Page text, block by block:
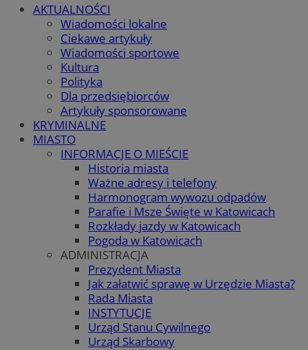
AKTUALNOŚCI
Wiadomości lokalne
Ciekawe artykuły
Wiadomości sportowe
Kultura
Polityka
Dla przedsiębiorców
Artykuły sponsorowane
KRYMINALNE
MIASTO
INFORMACJE O MIEŚCIE
Historia miasta
Ważne adresy i telefony
Harmonogram wywozu odpadów
Parafie i Msze Święte w Katowicach
Rozkłady jazdy w Katowicach
Pogoda w Katowicach
ADMINISTRACJA
Prezydent Miasta
Jak załatwić sprawę w Urzędzie Miasta?
Rada Miasta
INSTYTUCJE
Urząd Stanu Cywilnego
Urząd Skarbowy